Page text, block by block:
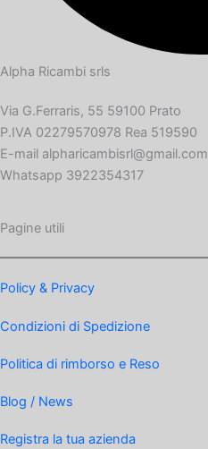
Alpha Ricambi srls
Via G.Ferraris, 55 59100 Prato
P.IVA 02279570978 Rea 519590
E-mail alpharicambisrl@gmail.com
Whatsapp 3922354317
Pagine utili
Policy & Privacy
Condizioni di Spedizione
Politica di rimborso e Reso
Blog / News
Registra la tua azienda